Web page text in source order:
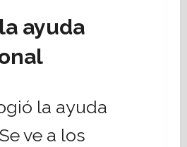
ayuda
la ayuda
ve a los